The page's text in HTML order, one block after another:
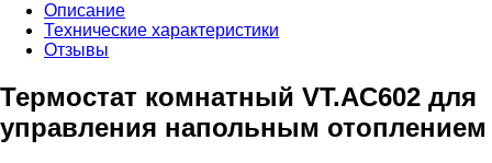
Описание
Технические характеристики
Отзывы
Термостат комнатный VT.AC602 для
управления напольным отоплением